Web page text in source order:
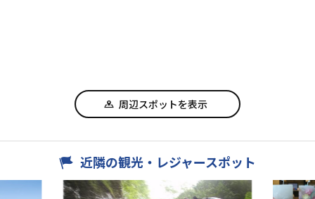
周辺スポットを表示
近隣の観光・レジャースポット